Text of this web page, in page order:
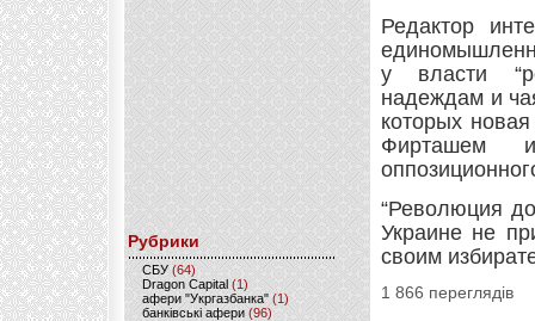
Рубрики
CБУ (64)
Dragon Capital (1)
афери "Укргазбанка" (1)
банківські афери (96)
Редактор
у власти
надеждам и
которых
Фирташем
“Революция
Украине не
своим
1 866 переглядів